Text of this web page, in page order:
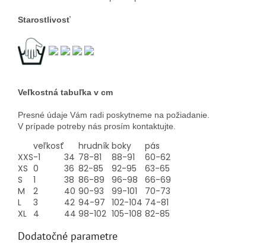
Starostlivosť
Veľkostná tabuľka v cm
Presné údaje Vám radi poskytneme na požiadanie.
V prípade potreby nás prosím kontaktujte.
veľkosť hrudník boky
pás
XXS-1 34 78-81 88-91
60-62
XS 0 36 82-85 92-95
63-65
S
1 38 86-89 96-98
66-69
M
2 40 90-93 99-101
70-73
L
3 42 94-97 102-104 74-81
XL 4 44 98-102 105-108 82-85
Dodatočné parametre